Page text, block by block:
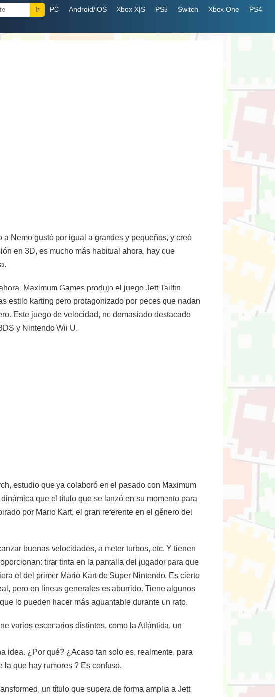
PC Android/iOS Xbox X|S PS5 Switch Xbox One
PS4
Nemo gustó por igual a grandes y pequeños, y creó
en 3D, es mucho más habitual ahora, hay que
Maximum Games produjo el juego Jett Tailfin
estilo karting pero protagonizado por peces que nadan
Este juego de velocidad, no demasiado destacado
y Nintendo Wii U.
estudio que ya colaboró en el pasado con Maximum
que el título que se lanzó en su momento para
por Mario Kart, el gran referente en el género del
buenas velocidades, a meter turbos, etc. Y tienen
tirar tinta en la pantalla del jugador para que
el del primer Mario Kart de Super Nintendo. Es cierto
pero en líneas generales es aburrido. Tiene algunos
lo pueden hacer más aguantable durante un rato.
varios escenarios distintos, como la Atlántida, un
idea. ¿Por qué? ¿Acaso tan solo es, realmente, para
que hay rumores ? Es confuso.
un título que supera de forma amplia a Jett